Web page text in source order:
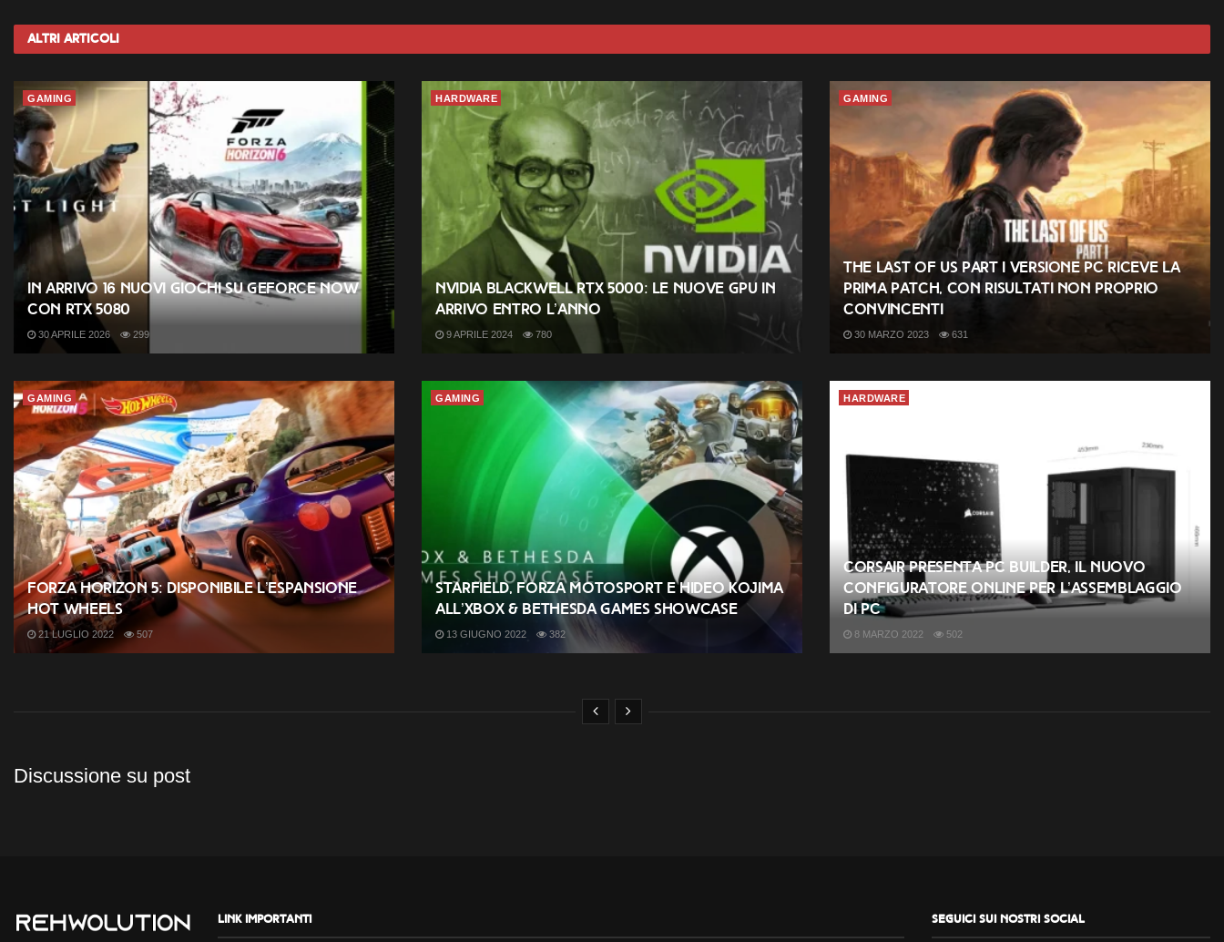
Altri Articoli
GAMING
In arrivo 16 nuovi giochi su GeForce NOW
con RTX 5080
30 APRILE 2026 299
HARDWARE
Nvidia Blackwell RTX 5000: le nuove GPU in
arrivo entro l’anno
9 APRILE 2024 780
GAMING
The Last of Us Part I versione PC riceve la
prima patch, con risultati non proprio
convincenti
30 MARZO 2023 631
GAMING
Forza Horizon 5: disponibile l’espansione
Hot Wheels
21 LUGLIO 2022 507
GAMING
Starfield, Forza Motosport e Hideo Kojima
all’Xbox & Bethesda Games Showcase
13 GIUGNO 2022 382
HARDWARE
CORSAIR presenta PC Builder, il nuovo
configuratore online per l’assemblaggio
di PC
8 MARZO 2022 502
Discussione su post
Link importanti Seguici sui nostri social